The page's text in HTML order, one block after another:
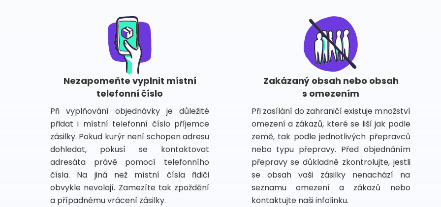
Nezapomeňte vyplnit místní
telefonní číslo
Při vyplňování objednávky je důležité
přidat i místní telefonní číslo příjemce
zásilky. Pokud kurýr není schopen adresu
dohledat, pokusí se kontaktovat
adresáta právě pomocí telefonního
čísla. Na jiná než místní čísla řidiči
obvykle nevolají. Zamezíte tak zpoždění
a případnému vrácení zásilky.
Zakázaný obsah nebo obsah
s omezením
Při zasílání do zahraničí existuje množství
omezení a zákazů, které se liší jak podle
země, tak podle jednotlivých přepravců
nebo typu přepravy. Před objednáním
přepravy se důkladně zkontrolujte, jestli
se obsah vaši zásilky nenachází na
seznamu omezení a zákazů nebo
kontaktujte naši infolinku.